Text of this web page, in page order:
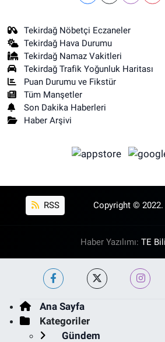
Tekirdağ Nöbetçi Eczaneler
Tekirdağ Hava Durumu
Tekirdağ Namaz Vakitleri
Tekirdağ Trafik Yoğunluk Haritası
Puan Durumu ve Fikstür
Tüm Manşetler
Son Dakika Haberleri
Haber Arşivi
RSS Copyright © 2022.
Haber Yazılımı: TE
Ana Sayfa
Kategoriler
Gündem